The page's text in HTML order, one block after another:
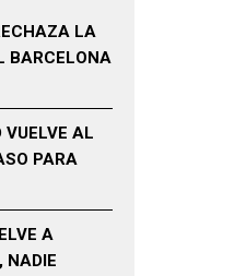
LA
BARCELONA
VUELVE AL
PARA
A
NADIE